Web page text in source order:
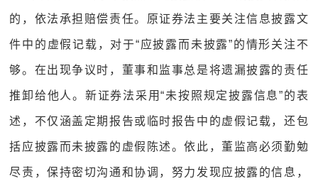
的，依法承担赔偿责任。原证券法主要关注信息披露文
件中的虚假记载，对于“应披露而未披露”的情形关注不
够。在出现争议时，董事和监事总是将遗漏披露的责任
推卸给他人。新证券法采用“未按照规定披露信息”的表
述，不仅涵盖定期报告或临时报告中的虚假记载，还包
括应披露而未披露的虚假陈述。依此，董监高必须勤勉
尽责，保持密切沟通和协调，努力发现应披露的信息，